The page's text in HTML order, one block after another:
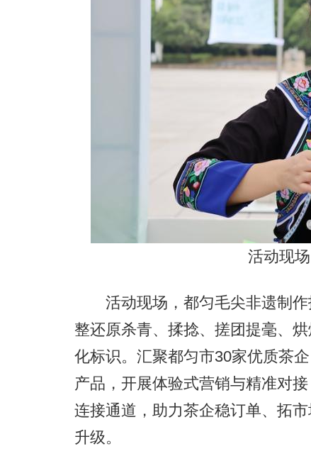
活动现
活动现场，都匀毛尖非遗制作
整还原杀青、揉捻、搓团提毫、
化标识。汇聚都匀市30家优质茶
产品，开展体验式营销与精准对
连接通道，助力茶企稳订单、拓
升级。